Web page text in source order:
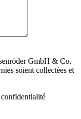
GmbH & Co.
soient collectées et